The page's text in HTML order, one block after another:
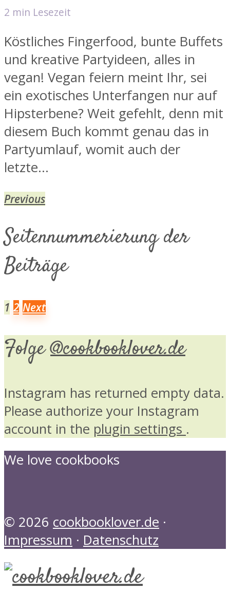
2 min Lesezeit
Köstliches Fingerfood, bunte Buffets
und kreative Partyideen, alles in
vegan! Vegan feiern meint Ihr, sei
ein exotisches Unterfangen nur auf
Hipsterbene? Weit gefehlt, denn mit
diesem Buch kommt genau das in
Partyumlauf, womit auch der
letzte...
Previous
Seitennummerierung der
Beiträge
1 2 Next
Folge@cookbooklover.de
Instagram has returned empty data.
Please authorize your Instagram
account in the plugin settings .
We love cookbooks
© 2026 cookbooklover.de ·
Impressum · Datenschutz